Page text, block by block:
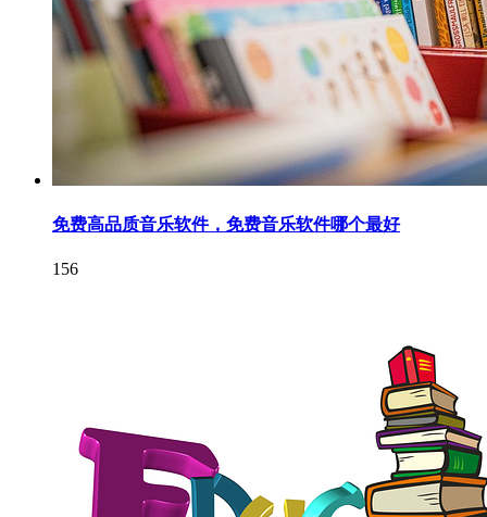
免费高品质音乐软件，免费音乐软件哪个最好
156